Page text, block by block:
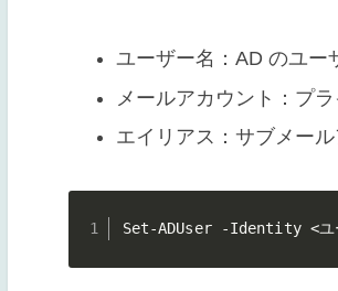
ユーザー名：AD のユー
メールアカウント：プ
エイリアス：サブメー
Set-ADUser -Identity <ユ